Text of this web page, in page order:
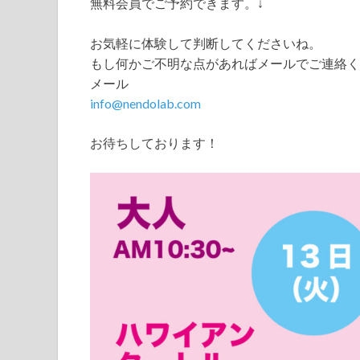
無料会員でご予約できます。↓
お気軽に体験して判断してくださいね。
もし何かご不明な点があればメールでご連絡
メール
info@nendolab.com
お待ちしております！